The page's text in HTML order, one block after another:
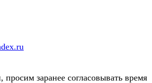
просим заранее согласовывать время